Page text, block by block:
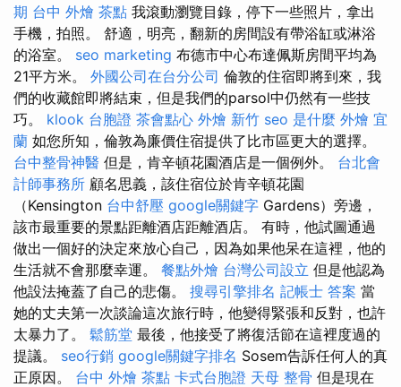
期 台中 外燴 茶點 我滾動瀏覽目錄，停下一些照片，拿出
手機，拍照。 舒適，明亮，翻新的房間設有帶浴缸或淋浴
的浴室。 seo marketing 布德市中心布達佩斯房間平均為
21平方米。 外國公司在台分公司 倫敦的住宿即將到來，我
們的收藏館即將結束，但是我們的parsol中仍然有一些技
巧。 klook 台胞證 茶會點心 外燴 新竹 seo 是什麼 外燴 宜
蘭 如您所知，倫敦為廉價住宿提供了比市區更大的選擇。
台中整骨神醫 但是，肯辛頓花園酒店是一個例外。 台北會
計師事務所 顧名思義，該住宿位於肯辛頓花園
（Kensington 台中舒壓 google關鍵字 Gardens）旁邊，
該市最重要的景點距離酒店距離酒店。 有時，他試圖通過
做出一個好的決定來放心自己，因為如果他呆在這裡，他的
生活就不會那麼幸運。 餐點外燴 台灣公司設立 但是他認為
他設法掩蓋了自己的悲傷。 搜尋引擎排名 記帳士 答案 當
她的丈夫第一次談論這次旅行時，他變得緊張和反對，也許
太暴力了。 鬆筋堂 最後，他接受了將復活節在這裡度過的
提議。 seo行銷 google關鍵字排名 Sosem告訴任何人的真
正原因。 台中 外燴 茶點 卡式台胞證 天母 整骨 但是現在